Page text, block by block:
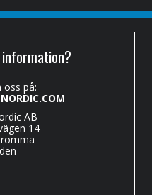
oss på:
AB
14